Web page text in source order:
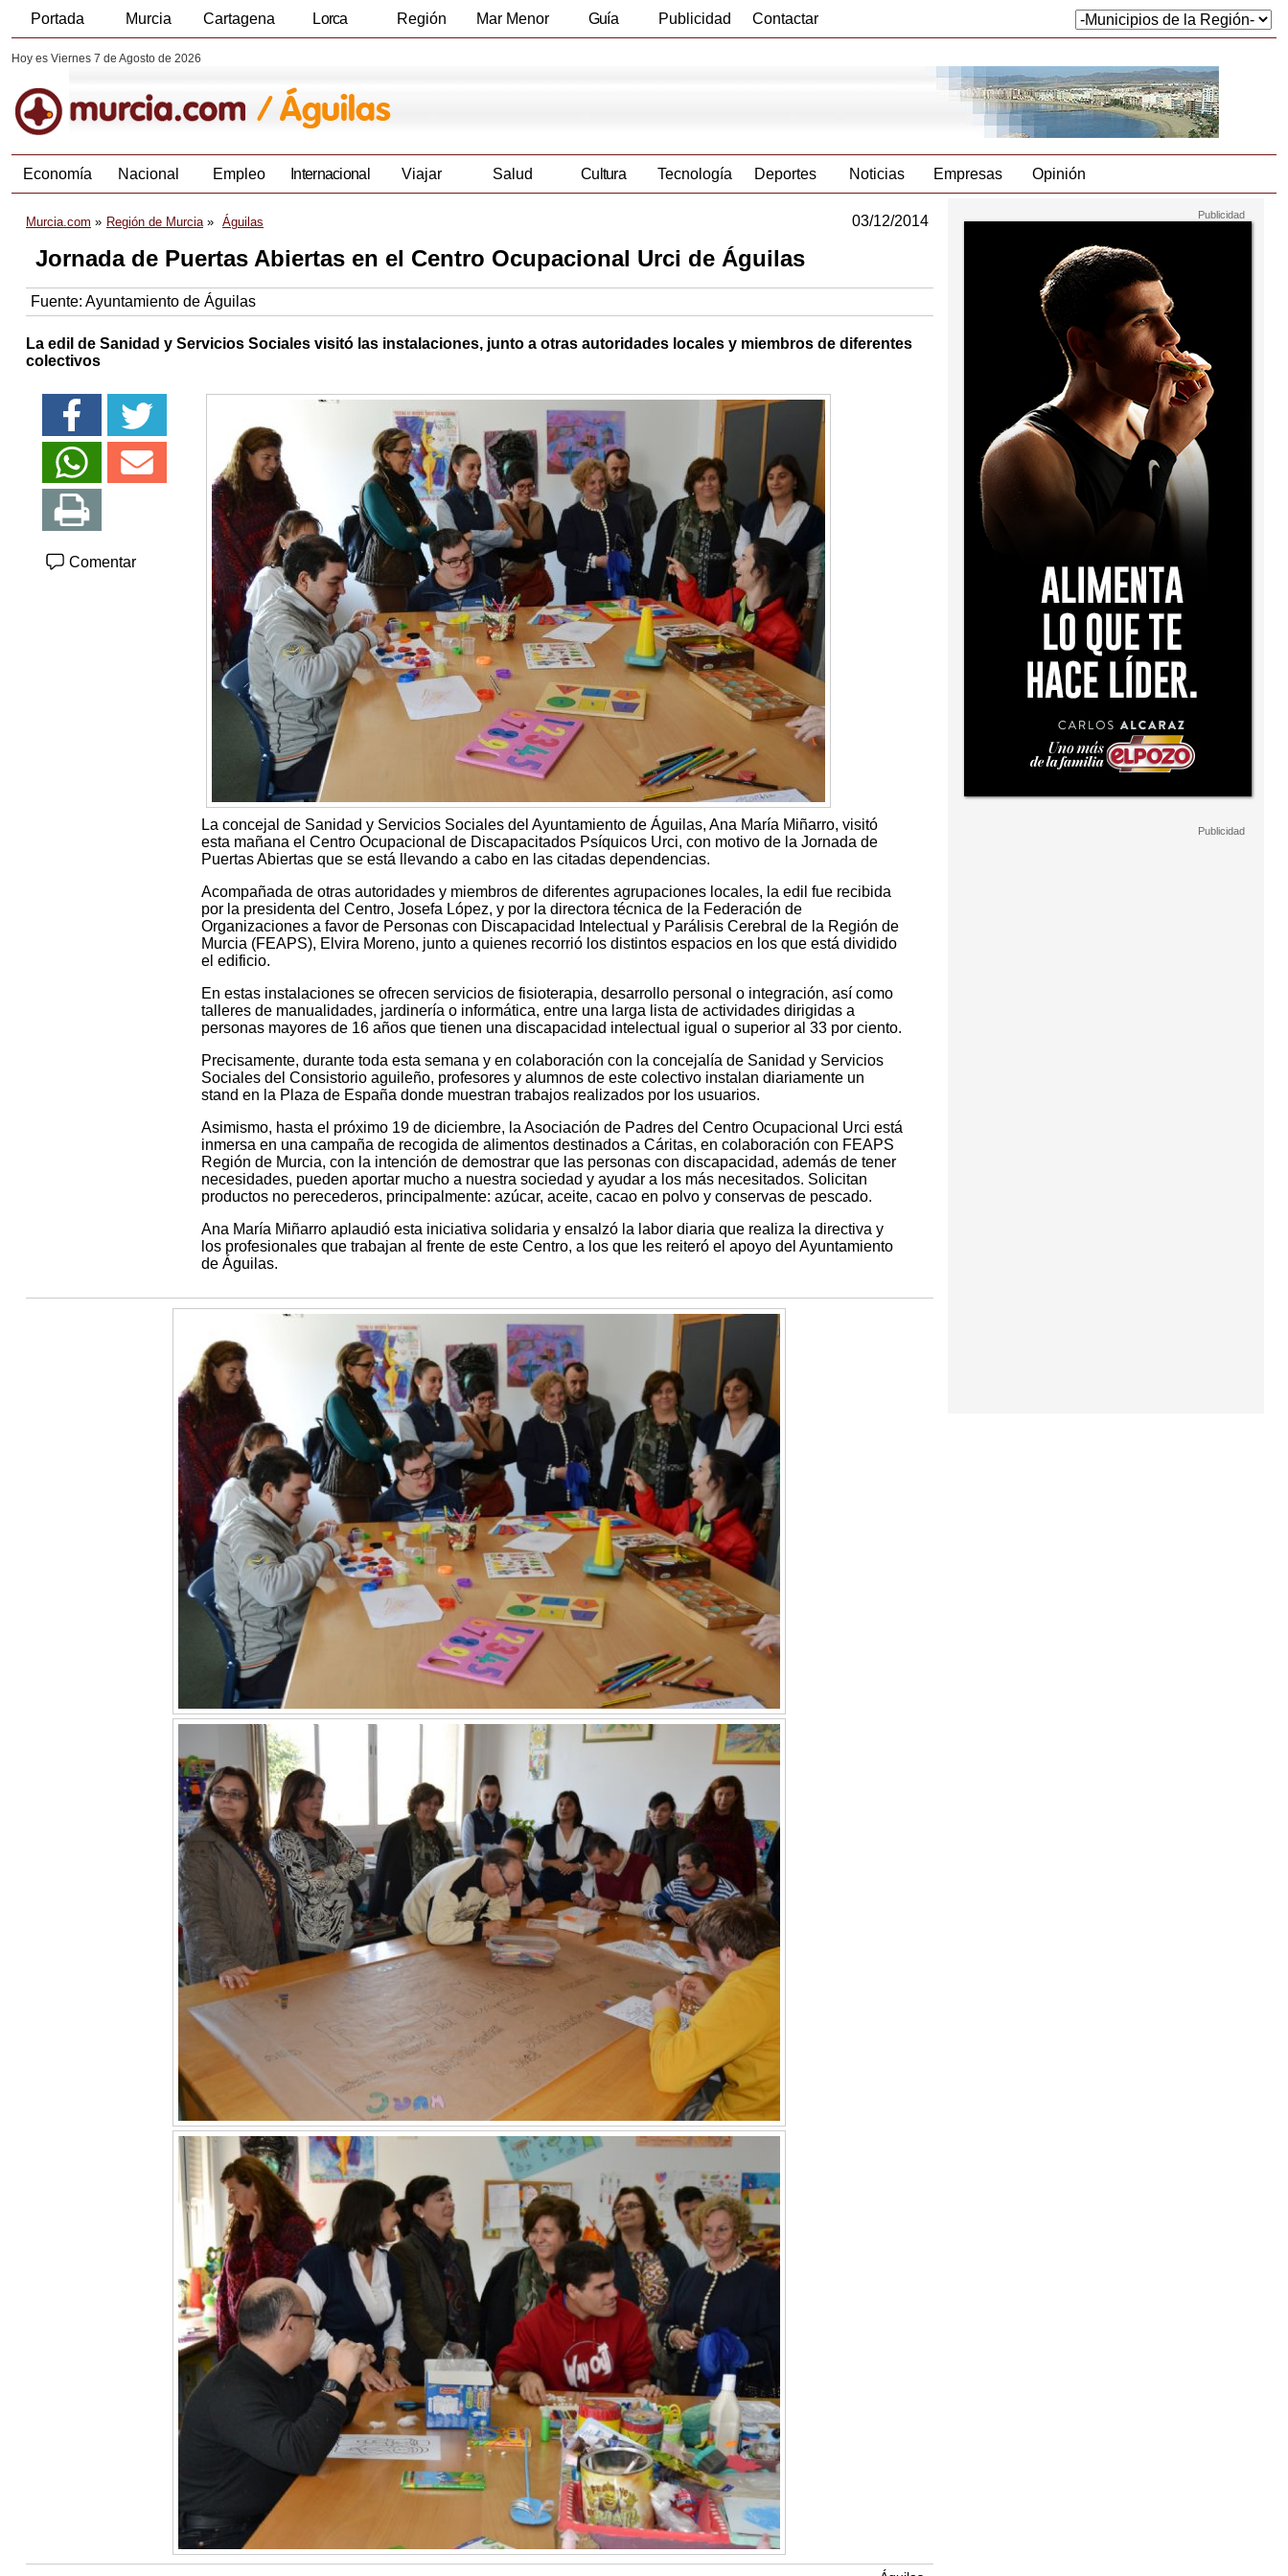
Portada Murcia Cartagena Lorca Región Mar Menor Guía Publicidad Contactar
Hoy es Viernes 7 de Agosto de 2026
Economía Nacional Empleo Internacional Viajar Salud Cultura Tecnología Deportes Noticias Empresas Opinión
Murcia.com Región de Murcia Águilas 03/12/2014
Jornada de Puertas Abiertas en el Centro Ocupacional Urci de Águilas
Fuente: Ayuntamiento de Águilas
La edil de Sanidad y Servicios Sociales visitó las instalaciones, junto a otras autoridades locales y miembros de diferentes
colectivos
Comentar
La concejal de Sanidad y Servicios Sociales del Ayuntamiento de Águilas, Ana María Miñarro, visitó
esta mañana el Centro Ocupacional de Discapacitados Psíquicos Urci, con motivo de la Jornada de
Puertas Abiertas que se está llevando a cabo en las citadas dependencias.
Acompañada de otras autoridades y miembros de diferentes agrupaciones locales, la edil fue recibida
por la presidenta del Centro, Josefa López, y por la directora técnica de la Federación de
Organizaciones a favor de Personas con Discapacidad Intelectual y Parálisis Cerebral de la Región de
Murcia (FEAPS), Elvira Moreno, junto a quienes recorrió los distintos espacios en los que está dividido
el edificio.
En estas instalaciones se ofrecen servicios de fisioterapia, desarrollo personal o integración, así como
talleres de manualidades, jardinería o informática, entre una larga lista de actividades dirigidas a
personas mayores de 16 años que tienen una discapacidad intelectual igual o superior al 33 por ciento.
Precisamente, durante toda esta semana y en colaboración con la concejalía de Sanidad y Servicios
Sociales del Consistorio aguileño, profesores y alumnos de este colectivo instalan diariamente un
stand en la Plaza de España donde muestran trabajos realizados por los usuarios.
Asimismo, hasta el próximo 19 de diciembre, la Asociación de Padres del Centro Ocupacional Urci está
inmersa en una campaña de recogida de alimentos destinados a Cáritas, en colaboración con FEAPS
Región de Murcia, con la intención de demostrar que las personas con discapacidad, además de tener
necesidades, pueden aportar mucho a nuestra sociedad y ayudar a los más necesitados. Solicitan
productos no perecederos, principalmente: azúcar, aceite, cacao en polvo y conservas de pescado.
Ana María Miñarro aplaudió esta iniciativa solidaria y ensalzó la labor diaria que realiza la directiva y
los profesionales que trabajan al frente de este Centro, a los que les reiteró el apoyo del Ayuntamiento
de Águilas.